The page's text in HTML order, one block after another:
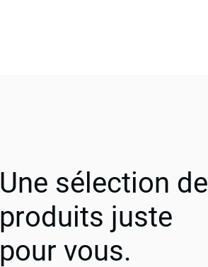
Une sélection de
produits juste
pour vous.